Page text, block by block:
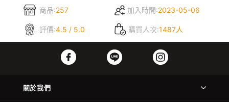
商品:257 加入時間:2023-05-06
評價:4.5 / 5.0 購買人次:1487人
關於我們